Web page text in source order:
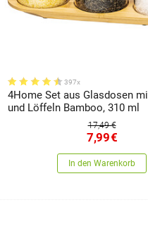
397x
4Home Set aus Glasdosen
und Löffeln Bamboo, 310 ml
17,49 €
7,99€
In den Warenkorb